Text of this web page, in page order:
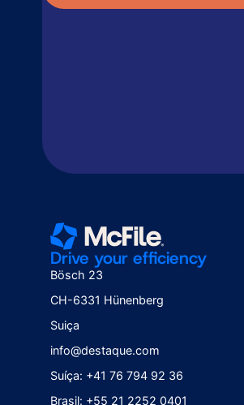
Drive your efficiency
Bösch 23
CH-6331 Hünenberg
Suiça
info@destaque.com
Suíça: +41 76 794 92 36
Brasil: +55 21 2252 0401